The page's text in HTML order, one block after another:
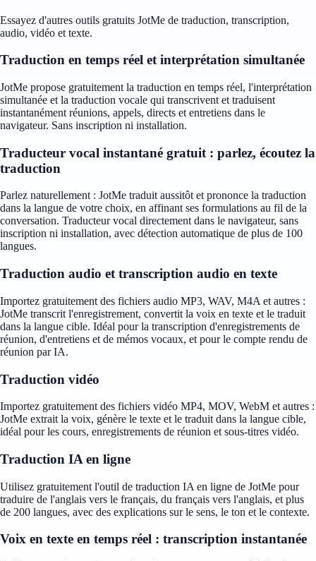
Essayez d'autres outils gratuits JotMe de traduction, transcription,
audio, vidéo et texte.
Traduction en temps réel et interprétation simultanée
JotMe propose gratuitement la traduction en temps réel, l'interprétation
simultanée et la traduction vocale qui transcrivent et traduisent
instantanément réunions, appels, directs et entretiens dans le
navigateur. Sans inscription ni installation.
Traducteur vocal instantané gratuit : parlez, écoutez la
traduction
Parlez naturellement : JotMe traduit aussitôt et prononce la traduction
dans la langue de votre choix, en affinant ses formulations au fil de la
conversation. Traducteur vocal directement dans le navigateur, sans
inscription ni installation, avec détection automatique de plus de 100
langues.
Traduction audio et transcription audio en texte
Importez gratuitement des fichiers audio MP3, WAV, M4A et autres :
JotMe transcrit l'enregistrement, convertit la voix en texte et le traduit
dans la langue cible. Idéal pour la transcription d'enregistrements de
réunion, d'entretiens et de mémos vocaux, et pour le compte rendu de
réunion par IA.
Traduction vidéo
Importez gratuitement des fichiers vidéo MP4, MOV, WebM et autres :
JotMe extrait la voix, génère le texte et le traduit dans la langue cible,
idéal pour les cours, enregistrements de réunion et sous-titres vidéo.
Traduction IA en ligne
Utilisez gratuitement l'outil de traduction IA en ligne de JotMe pour
traduire de l'anglais vers le français, du français vers l'anglais, et plus
de 200 langues, avec des explications sur le sens, le ton et le contexte.
Voix en texte en temps réel : transcription instantanée